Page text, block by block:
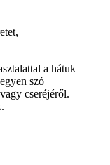
a hátuk
szó
cseréjéről.